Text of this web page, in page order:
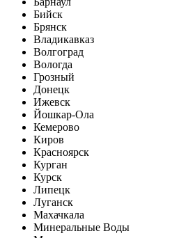
Бийск
Брянск
Владикавказ
Волгоград
Вологда
Грозный
Донецк
Ижевск
Йошкар-Ола
Кемерово
Киров
Красноярск
Курган
Курск
Липецк
Луганск
Махачкала
Минеральные Воды